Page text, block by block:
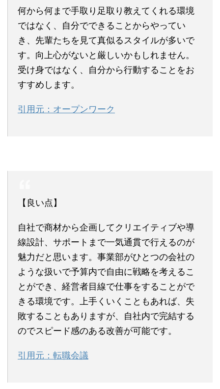
何から何まで手取り足取り教えてくれる環境
ではなく、自分でできることからやってい
き、先輩たちを見て真似るスタイルが多いで
す。向上心がないと厳しいかもしれません。
受け身ではなく、自分から行動することをお
すすめします。
引用元：オープンワーク
【良い点】
自社で商材から企画してクリエイティブや導
線設計、サポートまで一気通貫で行えるのが
魅力だと思います。事業部がひとつの会社の
ような扱いで予算内で自由に戦略を考えるこ
とができ、経営者目線で仕事をすることがで
きる環境です。上手くいくこともあれば、失
敗することもありますが、自社内で完結する
のでスピード感のある改善が可能です。
引用元：転職会議